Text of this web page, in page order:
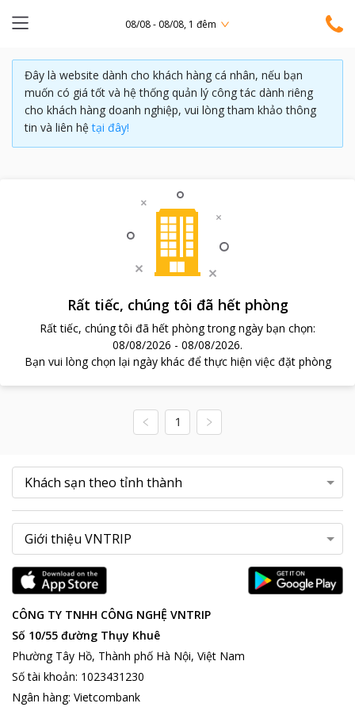
08/08 - 08/08, 1 đêm
Đây là website dành cho khách hàng cá nhân, nếu bạn
muốn có giá tốt và hệ thống quản lý công tác dành riêng
cho khách hàng doanh nghiệp, vui lòng tham khảo thông
tin và liên hệ tại đây!
Rất tiếc, chúng tôi đã hết phòng
Rất tiếc, chúng tôi đã hết phòng trong ngày bạn chọn:
08/08/2026 - 08/08/2026.
Bạn vui lòng chọn lại ngày khác để thực hiện việc đặt phòng
1
CÔNG TY TNHH CÔNG NGHỆ VNTRIP
Số 10/55 đường Thụy Khuê
Phường Tây Hồ, Thành phố Hà Nội, Việt Nam
Số tài khoản: 1023431230
Ngân hàng: Vietcombank